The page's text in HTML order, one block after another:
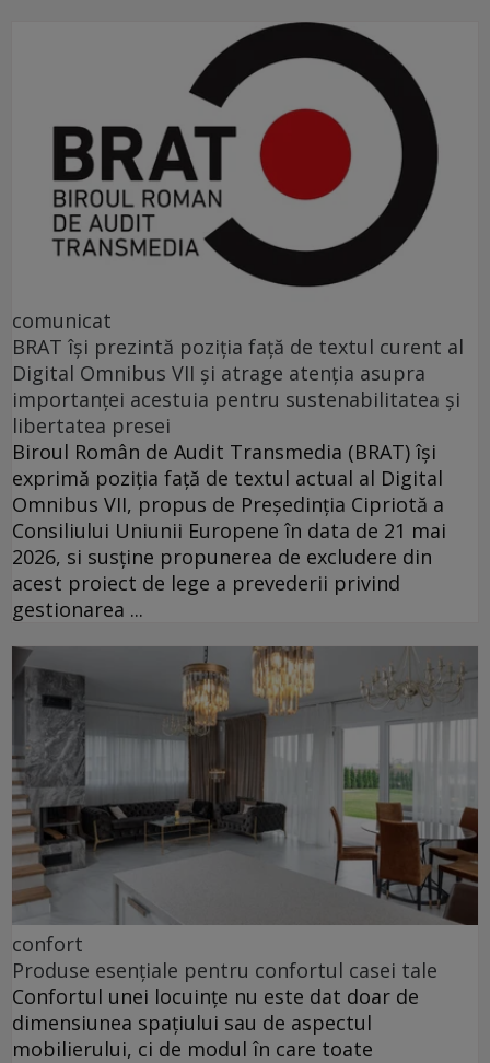
comunicat
BRAT își prezintă poziția față de textul curent al
Digital Omnibus VII și atrage atenția asupra
importanței acestuia pentru sustenabilitatea și
libertatea presei
Biroul Român de Audit Transmedia (BRAT) își
exprimă poziția față de textul actual al Digital
Omnibus VII, propus de Președinția Cipriotă a
Consiliului Uniunii Europene în data de 21 mai
2026, si susține propunerea de excludere din
acest proiect de lege a prevederii privind
gestionarea ...
confort
Produse esențiale pentru confortul casei tale
Confortul unei locuințe nu este dat doar de
dimensiunea spațiului sau de aspectul
mobilierului, ci de modul în care toate